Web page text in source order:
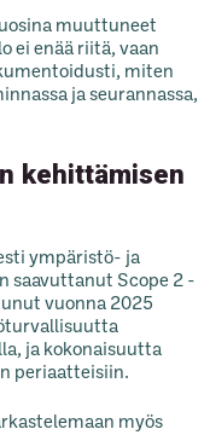
muuttuneet
ei enää riitä, vaan
miten
ja seurannassa,
kehittämisen
ympäristö- ja
saavuttanut Scope 2 -
vuonna 2025
ja kokonaisuutta
periaatteisiin.
myös